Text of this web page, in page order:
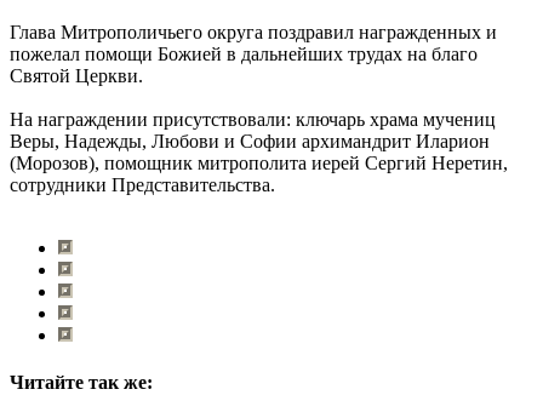
Глава Митрополичьего округа поздравил награжденных и
пожелал помощи Божией в дальнейших трудах на благо
Святой Церкви.
На награждении присутствовали: ключарь храма мучениц
Веры, Надежды, Любови и Софии архимандрит Иларион
(Морозов), помощник митрополита иерей Сергий Неретин,
сотрудники Представительства.
Читайте так же: